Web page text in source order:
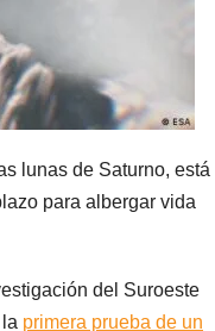
lunas de Saturno, está
para albergar vida
del Suroeste
primera prueba de un